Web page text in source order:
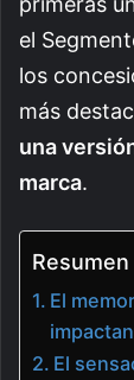
el
los
más
una
marca.
El
El